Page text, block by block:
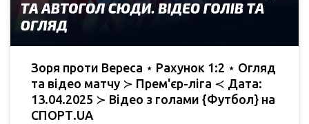
Зоря проти Вереса ⋆ Рахунок 1:2 ⋆ Огляд
та відео матчу ≻ Прем'єр-ліга ≺ Дата:
13.04.2025 ≻ Відео з голами {Футбол} на
СПОРТ.UA